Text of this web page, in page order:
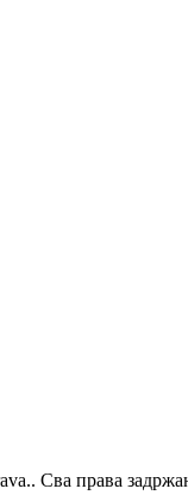
Сва права